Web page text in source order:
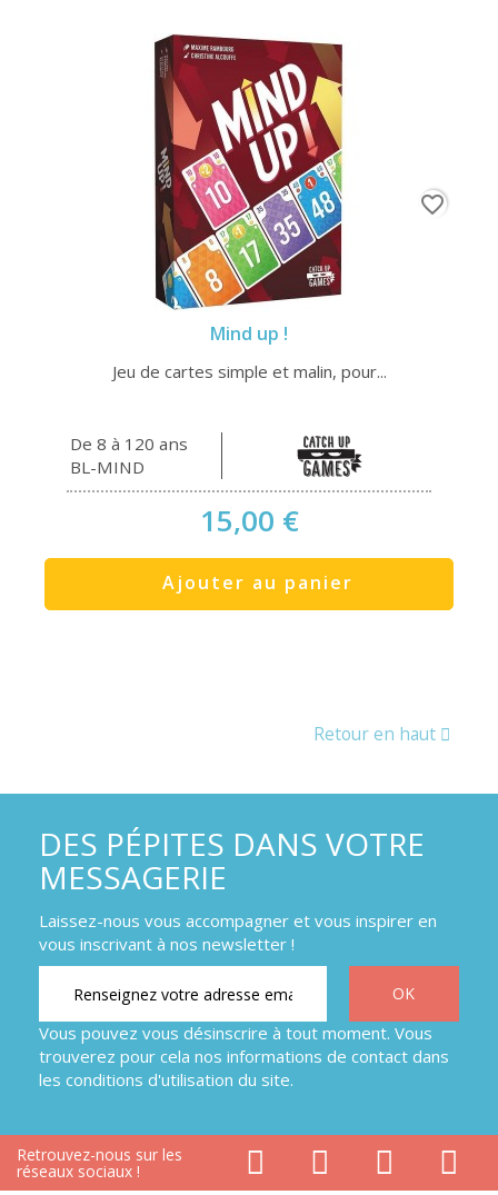
Mind up !
Jeu de cartes simple et malin, pour...
De 8 à 120 ans
BL-MIND
15,00 €
Ajouter au panier
favorite_border
Retour en haut
DES PÉPITES DANS VOTRE
MESSAGERIE
Laissez-nous vous accompagner et vous inspirer en
vous inscrivant à nos newsletter !
Vous pouvez vous désinscrire à tout moment. Vous
trouverez pour cela nos informations de contact dans
les conditions d'utilisation du site.
Retrouvez-nous sur les
réseaux sociaux !